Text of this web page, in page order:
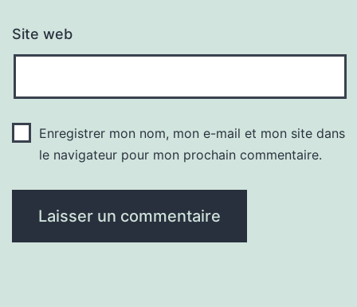
Site web
Enregistrer mon nom, mon e-mail et mon site dans
le navigateur pour mon prochain commentaire.